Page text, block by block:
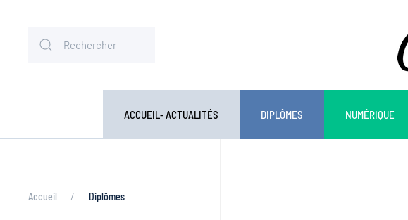
ACCUEIL- ACTUALITÉS DIPLÔMES NUMÉRIQUE
Accueil Diplômes